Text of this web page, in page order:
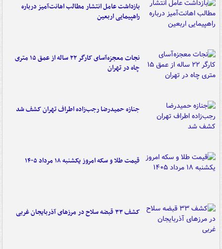
بازداشت عامل انتشار مطالب اهانت‌آمیز درباره
راهپیمایی اربعین
نجات معجزه‌آسای کارگر ۲۲ ساله از عمق ۱۵ متری
چاه در تهران
جنازه حمیدرضا رجب‌زاده اطراف تهران کشف شد
قیمت طلا و سکه امروز یکشنبه ۱۸ مرداد ۱۴۰۵
کشف ۳۳ قبضه سلاح در مرزهای آذربایجان غربی